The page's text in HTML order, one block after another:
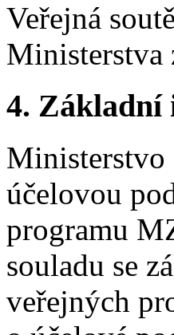
Veřejná
Ministerstva
4. Základní
Ministerstvo
účelovou
programu
souladu se
veřejných